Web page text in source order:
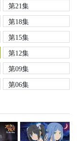
第21集
第18集
第15集
第12集
第09集
第06集